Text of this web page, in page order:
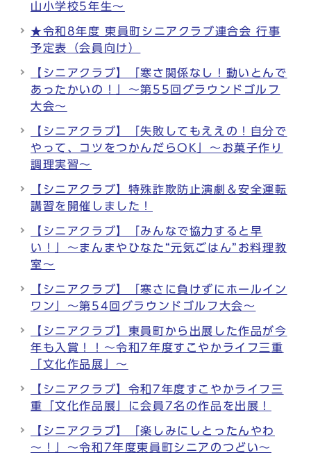
山小学校5年生～
★令和8年度 東員町シニアクラブ連合会 行事
予定表（会員向け）
【シニアクラブ】「寒さ関係なし！動いとんで
あったかいの！」～第55回グラウンドゴルフ
大会～
【シニアクラブ】「失敗してもええの！自分で
やって、コツをつかんだらOK」～お菓子作り
調理実習～
【シニアクラブ】特殊詐欺防止演劇＆安全運転
講習を開催しました！
【シニアクラブ】「みんなで協力すると早
い！」～まんまやひなた“元気ごはん”お料理教
室～
【シニアクラブ】「寒さに負けずにホールイン
ワン」～第54回グラウンドゴルフ大会～
【シニアクラブ】東員町から出展した作品が今
年も入賞！！～令和7年度すこやかライフ三重
「文化作品展」～
【シニアクラブ】令和7年度すこやかライフ三
重「文化作品展」に会員7名の作品を出展！
【シニアクラブ】「楽しみにしとったんやわ
～！」～令和7年度東員町シニアのつどい～